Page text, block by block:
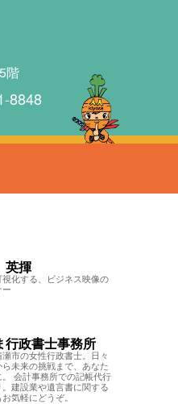
階
8848
揮
化する、ビジネス映像の
行政書士事務所
市の女性行政書士。日々
未来の挑戦まで、あなた
会計事務所での記帳代行
建設業や遺言書に関する
気軽にどうぞ。